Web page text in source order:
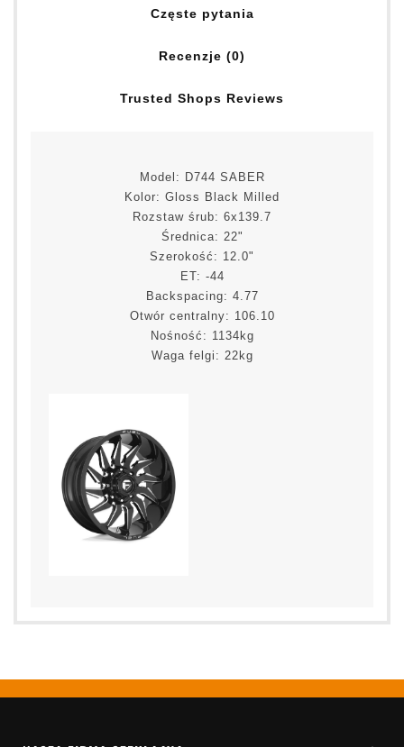
Częste pytania
Recenzje (0)
Trusted Shops Reviews
Model: D744 SABER
Kolor: Gloss Black Milled
Rozstaw śrub: 6x139.7
Średnica: 22"
Szerokość: 12.0"
ET: -44
Backspacing: 4.77
Otwór centralny: 106.10
Nośność: 1134kg
Waga felgi: 22kg